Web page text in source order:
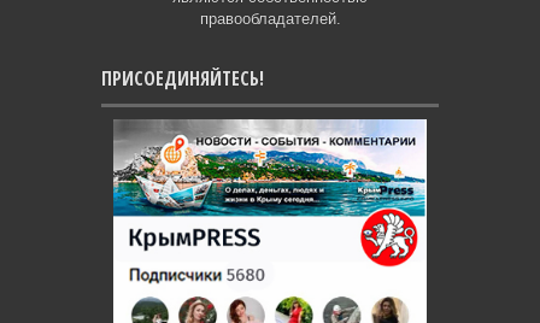
правообладателей.
ПРИСОЕДИНЯЙТЕСЬ!